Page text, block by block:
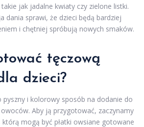
jak jadalne kwiaty czy zielone listki.
dania sprawi, że dzieci będą bardziej
i chętniej spróbują nowych smaków.
tęczową
dzieci?
pyszny i kolorowy sposób na dodanie do
Aby ją przygotować, zaczynamy
mogą być płatki owsiane gotowane